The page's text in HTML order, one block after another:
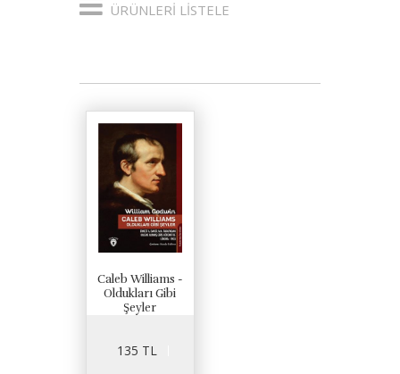
ÜRÜNLERI LISTELE
Caleb Williams -
Oldukları Gibi
Şeyler
135 TL